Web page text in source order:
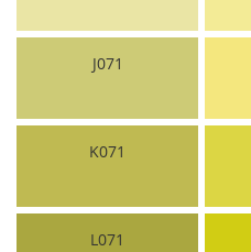
J071
K071
L071